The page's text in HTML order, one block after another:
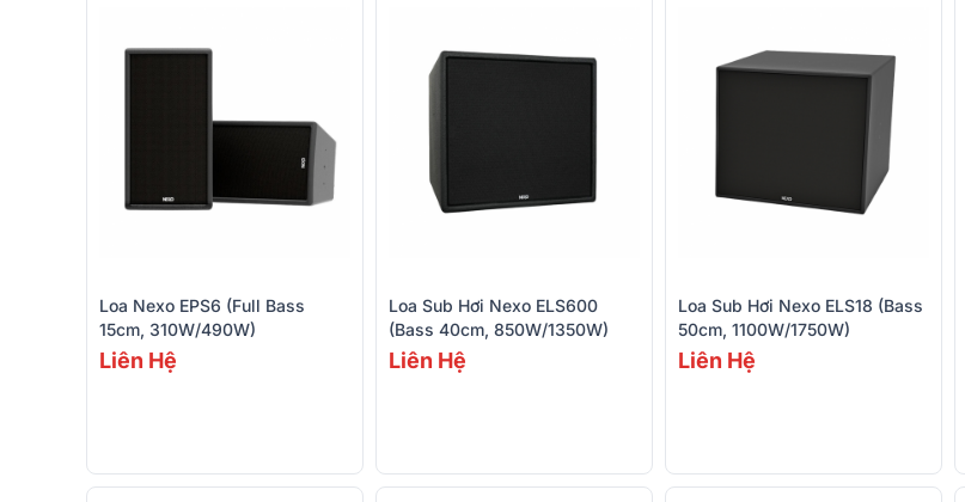
Loa Nexo EPS6 (Full Bass
15cm, 310W/490W)
Liên Hệ
Loa Sub Hơi Nexo ELS600
(Bass 40cm, 850W/1350W)
Liên Hệ
Loa Sub Hơi Nexo ELS18 (Bass
50cm, 1100W/1750W)
Liên Hệ